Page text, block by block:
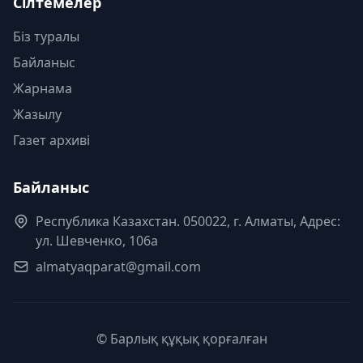
Біз туралы
Байланыс
Жарнама
Жазылу
Газет архиві
Байланыс
Республика Казахстан. 050022, г. Алматы, Адрес:
ул. Шевченко, 106а
almatyaqparat@gmail.com
© Барлық құқық қорғалған